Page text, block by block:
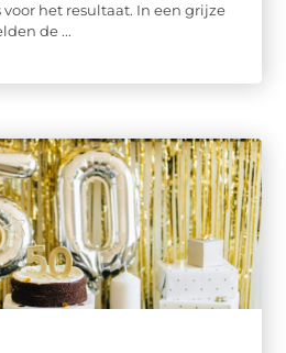
het resultaat. In een grijze
de ...